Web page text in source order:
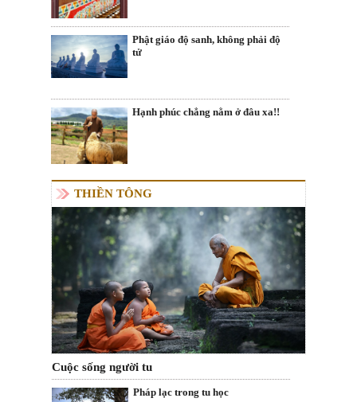
Phật giáo độ sanh, không phải độ
tử
Hạnh phúc chẳng nằm ở đâu xa!!
THIỀN TÔNG
Cuộc sống người tu
Pháp lạc trong tu học